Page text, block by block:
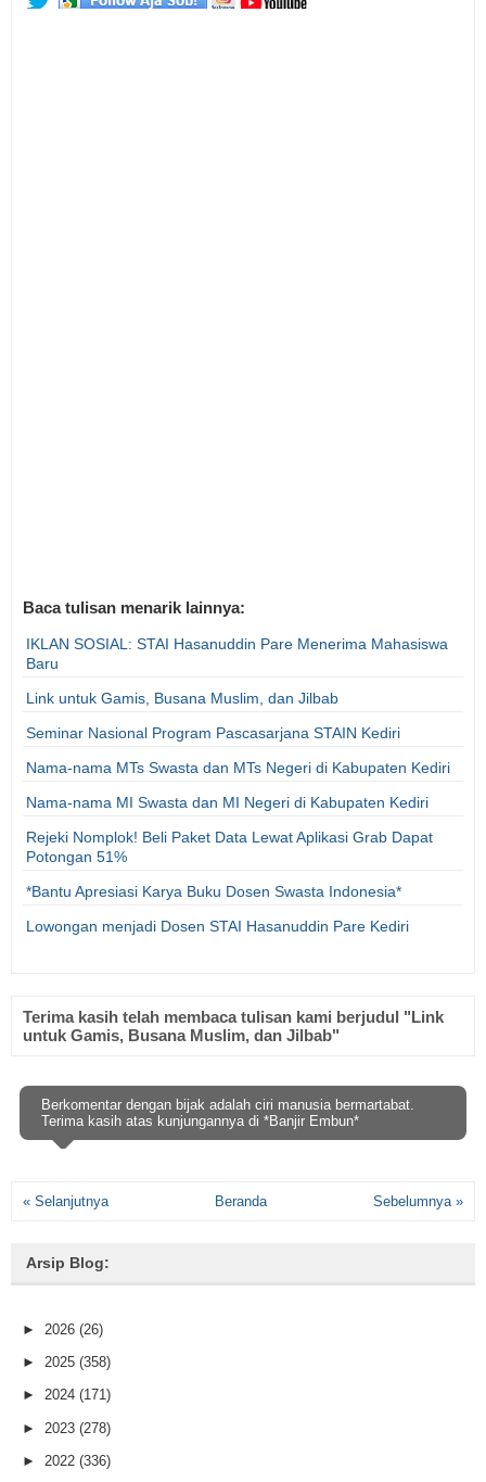
Baca tulisan menarik lainnya:
IKLAN SOSIAL: STAI Hasanuddin Pare Menerima Mahasiswa
Baru
Link untuk Gamis, Busana Muslim, dan Jilbab
Seminar Nasional Program Pascasarjana STAIN Kediri
Nama-nama MTs Swasta dan MTs Negeri di Kabupaten Kediri
Nama-nama MI Swasta dan MI Negeri di Kabupaten Kediri
Rejeki Nomplok! Beli Paket Data Lewat Aplikasi Grab Dapat
Potongan 51%
*Bantu Apresiasi Karya Buku Dosen Swasta Indonesia*
Lowongan menjadi Dosen STAI Hasanuddin Pare Kediri
Terima kasih telah membaca tulisan kami berjudul "Link
untuk Gamis, Busana Muslim, dan Jilbab"
Berkomentar dengan bijak adalah ciri manusia bermartabat.
Terima kasih atas kunjungannya di *Banjir Embun*
« Selanjutnya Sebelumnya »
Beranda
Arsip Blog:
► 2026 (26)
► 2025 (358)
► 2024 (171)
► 2023 (278)
► 2022 (336)